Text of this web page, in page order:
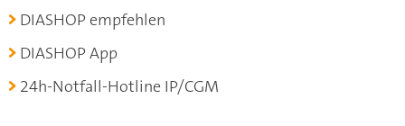
DIASHOP empfehlen
DIASHOP App
24h-Notfall-Hotline IP/CGM